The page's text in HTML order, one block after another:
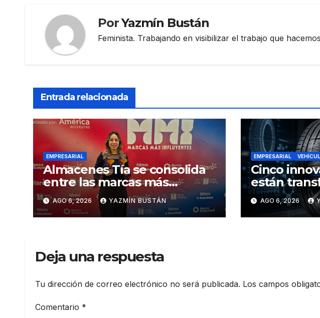
PorYazmín Bustán
Feminista. Trabajando en visibilizar el trabajo que
Entrada relacionada
EMPRESARIAL
Almacenes Tía se consolida
entre las marcas más
influyentes del Ecuador
AGO 6, 2026 YAZMÍN BUSTÁN
EMPRESARIAL
Cinco
están
industria
redefinen
movilidad
AGO 6, 2026
Deja una respuesta
Tu dirección de correo electrónico no será publicada. Los campos
Comentario *